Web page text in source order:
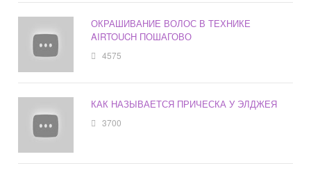
ОКРАШИВАНИЕ ВОЛОС В ТЕХНИКЕ
AIRTOUCH ПОШАГОВО
4575
КАК НАЗЫВАЕТСЯ ПРИЧЕСКА У ЭЛДЖЕЯ
3700